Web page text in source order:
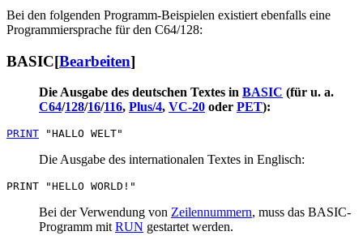
Bei den folgenden Programm-Beispielen existiert ebenfalls eine
Programmiersprache für den C64/128:
BASIC[Bearbeiten]
Die Ausgabe des deutschen Textes in BASIC (für u. a.
C64/128/16/116, Plus/4, VC-20 oder PET):
PRINT
Die Ausgabe des internationalen Textes in Englisch:
Bei der Verwendung von Zeilennummern, muss das BASIC-
Programm mitRUN gestartet werden.